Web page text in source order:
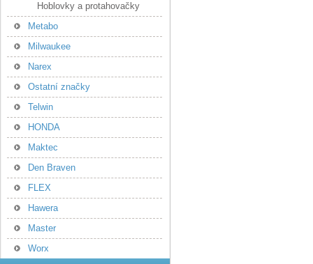
Hoblovky a protahovačky
Metabo
Milwaukee
Narex
Ostatní značky
Telwin
HONDA
Maktec
Den Braven
FLEX
Hawera
Master
Worx